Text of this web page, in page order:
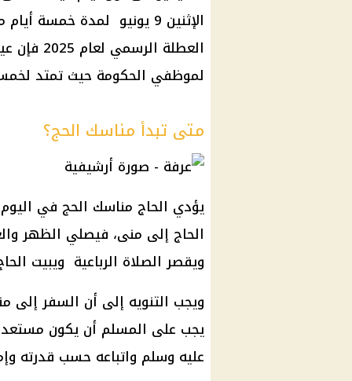
الإثنين 9 يونيو لمدة
العطلة
لموظفي الحكومة حيث تمتد
متى تبدأ مناسك الحج؟
يؤدي الحاج مناسك الحج في
الحاج إلى منى، فيصلي الظهر
ويقصر الصلاة الرباعية ويبيت
ويجب التنويه إلى أن السفر
يجب على المسلم أن يكون مستعداً
عليه وسلم واتباعه حسب قدرته